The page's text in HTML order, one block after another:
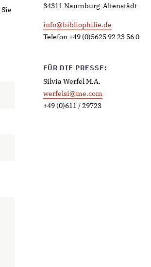
34311 Naumburg-Altenstädt
info@bibliophilie.de
Telefon +49 (0)5625 92 23 56 0
FÜR DIE PRESSE:
Silvia Werfel M.A.
werfelsi@me.com
+49 (0)611 / 29723